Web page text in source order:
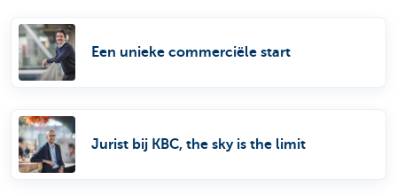
Een unieke commerciële start
Jurist bij KBC, the sky is the limit